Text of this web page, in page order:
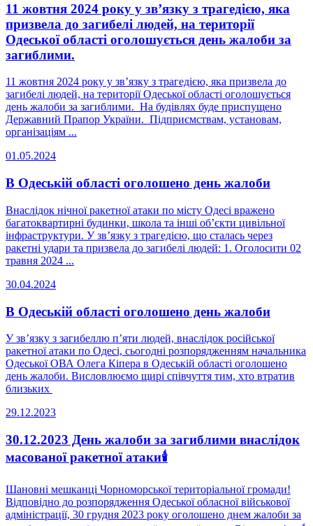
11 жовтня 2024 року у звʼязку з трагедією, яка
призвела до загибелі людей, на території
Одеської області оголошується день жалоби за
загиблими.
11 жовтня 2024 року у звʼязку з трагедією, яка призвела до
загибелі людей, на території Одеської області оголошується
день жалоби за загиблими. На будівлях буде приспущено
Державний Прапор України. Підприємствам, установам,
організаціям ...
01.05.2024
В Одеській області оголошено день жалоби
Внаслідок нічної ракетної атаки по місту Одесі вражено
багатоквартирні будинки, школа та інші об’єкти цивільної
інфраструктури. У зв’язку з трагедією, що сталась через
ракетні удари та призвела до загибелі людей: 1. Оголосити 02
травня 2024 ...
30.04.2024
В Одеській області оголошено день жалоби
У звʼязку з загибеллю пʼяти людей, внаслідок російської
ракетної атаки по Одесі, сьогодні розпорядженням начальника
Одеської ОВА Олега Кіпера в Одеській області оголошено
день жалоби. Висловлюємо щирі співчуття тим, хто втратив
близьких
29.12.2023
30.12.2023 День жалоби за загиблими внаслідок
масованої ракетної атаки🕯
Шановні мешканці Чорноморської територіальної громади!
Відповідно до розпорядження Одеської обласної військової
адміністрації, 30 грудня 2023 року оголошено днем жалоби за